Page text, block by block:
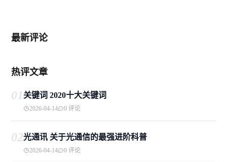
最新评论
热评文章
01关键词 2020十大关键词
2026-04-14 0 评论
02光通讯 关于光通信的最强进阶科普
2026-04-14 0 评论